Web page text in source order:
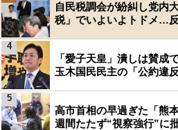
自民税調会が紛糾し党内
税」でいよいよトドメ…
「愛子天皇」潰しは賛成
玉木国民民主の「公約違
4
高市首相の早過ぎた「熊
週間たたず“視察強行”に
5